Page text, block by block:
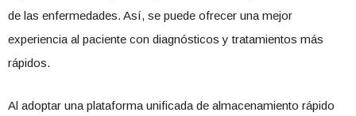
de las enfermedades. Así, se puede ofrecer una mejor
experiencia al paciente con diagnósticos y tratamientos más
rápidos.
Al adoptar una plataforma unificada de almacenamiento rápido